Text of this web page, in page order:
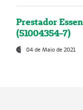
Prestador
(51004354-7)
04 de Maio de 2021